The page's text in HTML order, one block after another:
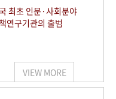
연구자들
물 영상 기록물
최초 인문·사회분야
연구기관의 출범
VIEW MORE